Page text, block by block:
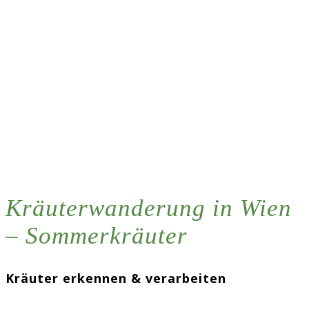
Kräuterwanderung in Wien
– Sommerkräuter
Kräuter erkennen & verarbeiten